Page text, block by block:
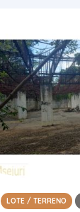
LOTE / TERRENO